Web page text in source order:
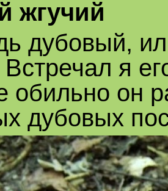
жгучий
дубовый,
я
обильно он
дубовых